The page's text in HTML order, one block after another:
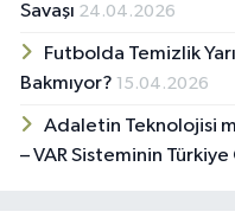
Savaşı 24.04.2026
Futbolda Temizlik
Bakmıyor? 15.04.2026
Adaletin Teknolojisi
– VAR Sisteminin